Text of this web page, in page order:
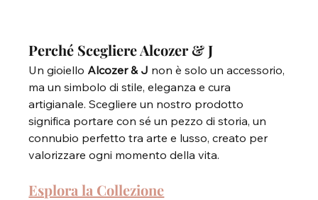
Perché Scegliere Alcozer & J
Un gioiello Alcozer & J non è solo un accessorio,
ma un simbolo di stile, eleganza e cura
artigianale. Scegliere un nostro prodotto
significa portare con sé un pezzo di storia, un
connubio perfetto tra arte e lusso, creato per
valorizzare ogni momento della vita.
Esplora la Collezione